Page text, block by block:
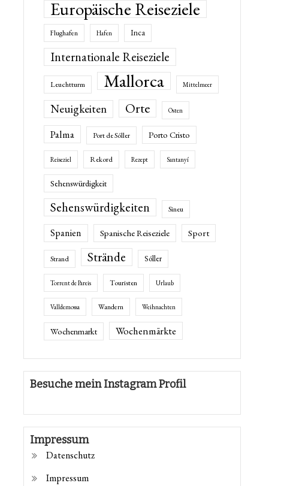
Europäische Reiseziele
Flughafen Hafen Inca
Internationale Reiseziele
Leuchtturm Mallorca Mittelmeer
Neuigkeiten Orte Osten
Palma Port de Sóller Porto Cristo
Reiseziel Rekord Rezept Santanyí
Sehenswürdigkeit
Sehenswürdigkeiten Sineu
Spanien Spanische Reiseziele Sport
Strand Strände Sóller
Torrent de Pareis Touristen Urlaub
Valldemossa Wandern Weihnachten
Wochenmarkt Wochenmärkte
Besuche mein Instagram Profil
Impressum
Datenschutz
Impressum